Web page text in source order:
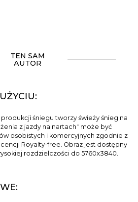
TEN SAM
AUTOR
śniegu tworzy świeży śnieg na
z jazdy na nartach" może być
osobistych i komercyjnych zgodnie z
Royalty-free. Obraz jest dostępny
rozdzielczości do 5760x3840.